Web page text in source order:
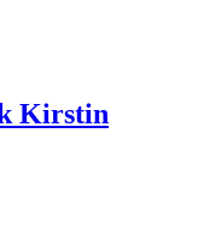
Kirstin